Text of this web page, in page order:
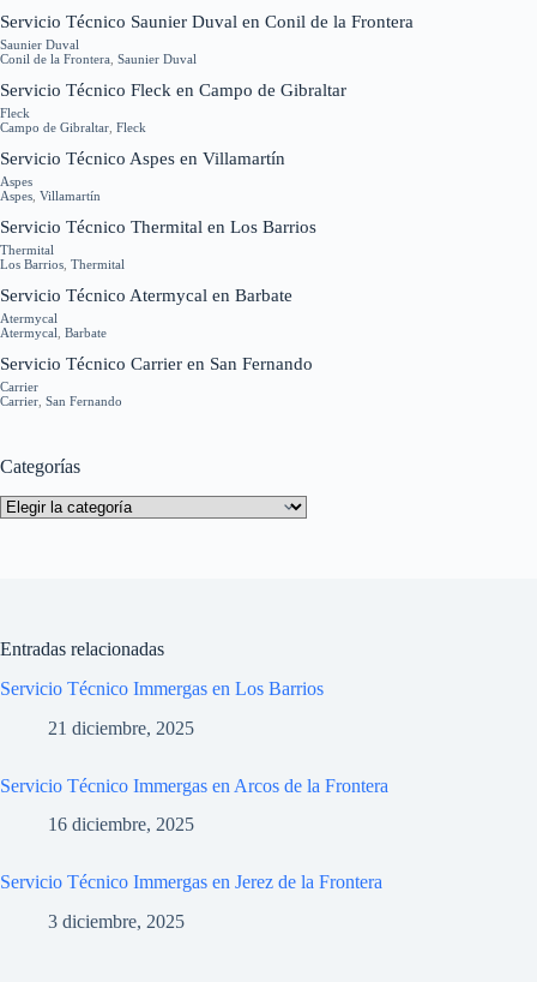
Servicio Técnico Saunier Duval en Conil de la Frontera
Saunier Duval
Conil de la Frontera Saunier Duval
Servicio Técnico Fleck en Campo de Gibraltar
Fleck
Campo de Gibraltar Fleck
Servicio Técnico Aspes en Villamartín
Aspes
Aspes Villamartín
Servicio Técnico Thermital en Los Barrios
Thermital
Los Barrios Thermital
Servicio Técnico Atermycal en Barbate
Atermycal
Atermycal Barbate
Servicio Técnico Carrier en San Fernando
Carrier
Carrier San Fernando
Categorías
Categorías
Entradas relacionadas
Servicio Técnico Immergas en Los Barrios
21 diciembre, 2025
Servicio Técnico Immergas en Arcos de la Frontera
16 diciembre, 2025
Servicio Técnico Immergas en Jerez de la Frontera
3 diciembre, 2025